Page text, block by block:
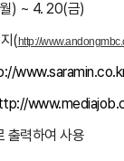
) ~ 4. 20(금)
( http://
출력하여 사용